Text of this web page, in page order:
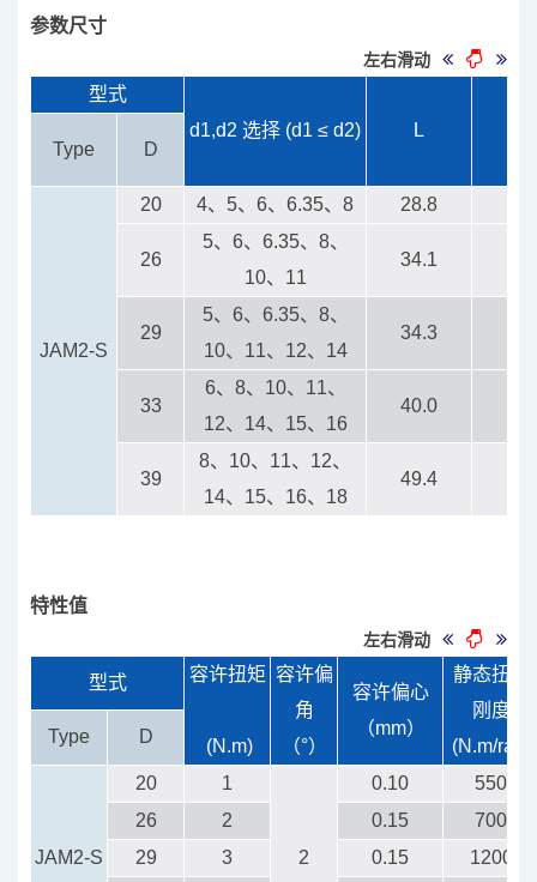
参数尺寸
左右滑动
型式
d1,d2 选择 (d1 ≤ d2)
L
Type
D
JAM2-S
20 4、5、6、6.35、8 28.8
26
5、6、6.35、8、
10、11
34.1
29
5、6、6.35、8、
10、11、12、14
34.3
33
6、8、10、11、
12、14、15、16
40.0
39
8、10、11、12、
14、15、16、18
49.4
特性值
左右滑动
型式 容许扭矩
(N.m)
容许偏
角
（°）
容许偏心
（mm）
静态扭转
刚度
(N.m/rad)
Type D
JAM2-S
20 1
2
0.10
550
26
2 0.15
700
29
3 0.15
1200